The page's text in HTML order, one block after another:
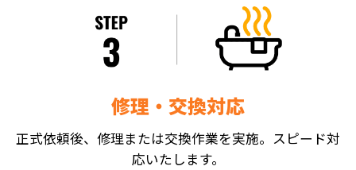
修理・交換対応
正式依頼後、修理または交換作業を実施。スピード対
応いたします。